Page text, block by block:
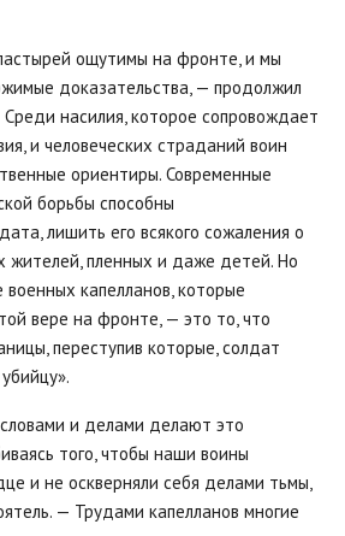
ощутимы на фронте, и мы
доказательства, — продолжил
насилия, которое сопровождает
и человеческих страданий воин
ориентиры. Современные
борьбы способны
лишить его всякого сожаления о
жителей, пленных и даже детей. Но
военных капелланов, которые
вере на фронте, — это то, что
переступив которые, солдат
и делами делают это
того, чтобы наши воины
и не оскверняли себя делами тьмы,
— Трудами капелланов многие